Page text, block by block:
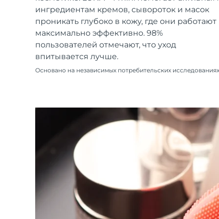
ингредиентам кремов, сывороток и масок
проникать глубоко в кожу, где они работают
максимально эффективно. 98%
пользователей отмечают, что уход
впитывается лучше.
Основано на независимых потребительских исследованиях
Уход KIWI™
Advanced pore care essentials
Serum
For healthy hair
issa™ Teeth Whitening Gel
18% PAP
Косметика Для мужчин
ПОДРОБНЕЕ